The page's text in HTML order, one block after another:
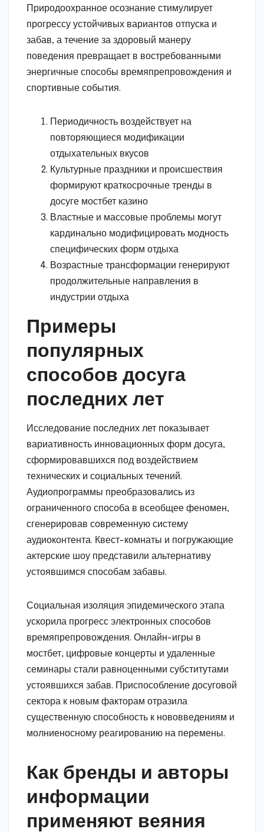
Природоохранное осознание стимулирует
прогрессу устойчивых вариантов отпуска и
забав, а течение за здоровый манеру
поведения превращает в востребованными
энергичные способы времяпрепровождения и
спортивные события.
Периодичность воздействует на
повторяющиеся модификации
отдыхательных вкусов
Культурные праздники и происшествия
формируют краткосрочные тренды в
досуге мостбет казино
Властные и массовые проблемы могут
кардинально модифицировать модность
специфических форм отдыха
Возрастные трансформации генерируют
продолжительные направления в
индустрии отдыха
Примеры
популярных
способов досуга
последних лет
Исследование последних лет показывает
вариативность инновационных форм досуга,
сформировавшихся под воздействием
технических и социальных течений.
Аудиопрограммы преобразовались из
ограниченного способа в всеобщее феномен,
сгенерировав современную систему
аудиоконтента. Квест-комнаты и погружающие
актерские шоу представили альтернативу
устоявшимся способам забавы.
Социальная изоляция эпидемического этапа
ускорила прогресс электронных способов
времяпрепровождения. Онлайн-игры в
мостбет, цифровые концерты и удаленные
семинары стали равноценными субститутами
устоявшихся забав. Приспособление досуговой
сектора к новым факторам отразила
существенную способность к нововведениям и
молниеносному реагированию на перемены.
Как бренды и авторы
информации
применяют веяния